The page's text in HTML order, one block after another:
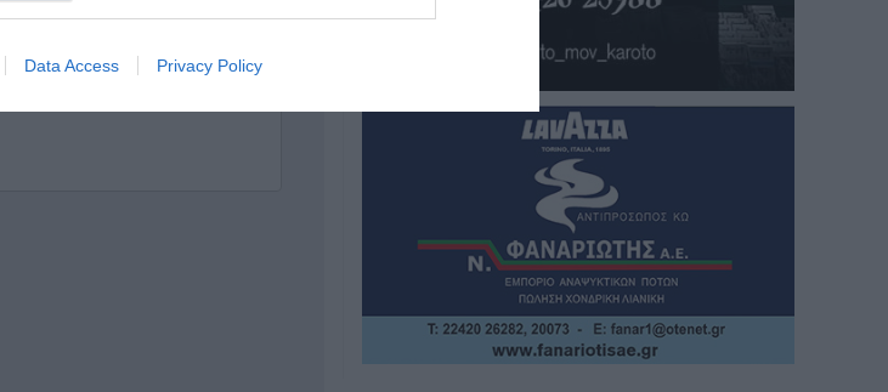
Data Access Privacy Policy